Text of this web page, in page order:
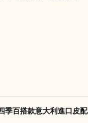
季百搭款意大利進口皮配